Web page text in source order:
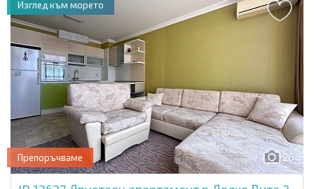
26
Препоръчваме
Изглед към морето